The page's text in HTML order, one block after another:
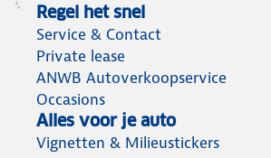
Regel het snel
Service & Contact
Private lease
ANWB Autoverkoopservice
Occasions
Alles voor je auto
Vignetten & Milieustickers